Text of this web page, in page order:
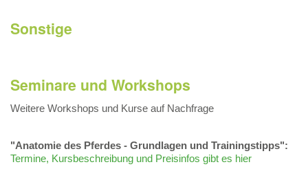
Sonstige
Seminare und Workshops
Weitere Workshops und Kurse auf Nachfrage
"Anatomie des Pferdes - Grundlagen und Trainingstipps":
Termine, Kursbeschreibung und Preisinfos gibt es hier